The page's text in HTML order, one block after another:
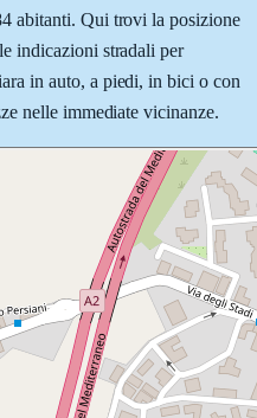
abitanti. Qui trovi la posizione
indicazioni stradali per
in auto, a piedi, in bici o con
nelle immediate vicinanze.